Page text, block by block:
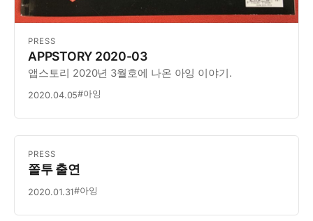
PRESS
APPSTORY 2020-03
앱스토리 2020년 3월호에 나온 아잉 이야기.
2020.04.05#아잉
PRESS
쫄투 출연
2020.01.31#아잉